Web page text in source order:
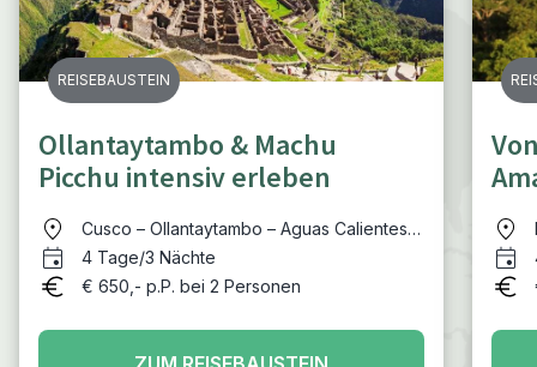
REISEBAUSTEIN
Ollantaytambo & Machu
Picchu intensiv erleben
Cusco – Ollantaytambo – Aguas Calientes –
Machu Picchu - Cusco
4 Tage/3 Nächte
€ 650,- p.P. bei 2 Personen